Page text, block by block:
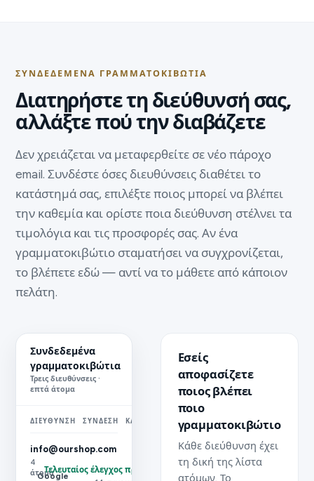
ΣΥΝΔΕΔΕΜΈΝΑ ΓΡΑΜΜΑΤΟΚΙΒΏΤΙΑ
Διατηρήστε τη διεύθυνσή σας,
αλλάξτε πού την διαβάζετε
Δεν χρειάζεται να μεταφερθείτε σε νέο πάροχο
email. Συνδέστε όσες διευθύνσεις διαθέτει το
κατάστημά σας, επιλέξτε ποιος μπορεί να βλέπει
την καθεμία και ορίστε ποια διεύθυνση στέλνει τα
τιμολόγια και τις προσφορές σας. Αν ένα
γραμματοκιβώτιο σταματήσει να συγχρονίζεται,
το βλέπετε εδώ — αντί να το μάθετε από κάποιον
πελάτη.
Συνδεδεμένα
γραμματοκιβώτια
Τρεις διευθύνσεις ·
επτά άτομα
ΔΙΕΎΘΥΝΣΗ ΣΎΝΔΕΣΗ ΚΑΤΆΣΤΑΣΗ
info@ourshop.com
4
άτομα
Google
Τελευταίος έλεγχος πριν 3 λεπτά
Εσείς
αποφασίζετε
ποιος βλέπει
ποιο
γραμματοκιβώτιο
Κάθε διεύθυνση έχει
τη δική της λίστα
ατόμων. Το